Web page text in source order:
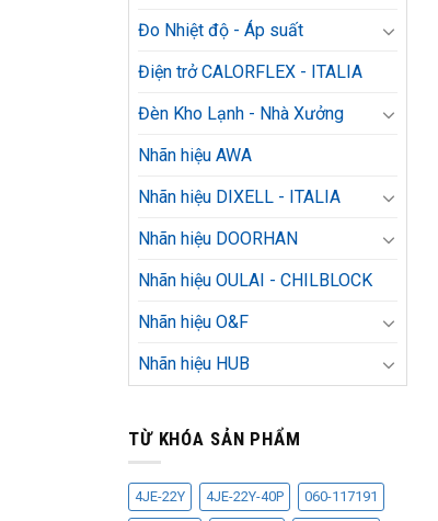
Đo Nhiệt độ - Áp suất
Điện trở CALORFLEX - ITALIA
Đèn Kho Lạnh - Nhà Xưởng
Nhãn hiệu AWA
Nhãn hiệu DIXELL - ITALIA
Nhãn hiệu DOORHAN
Nhãn hiệu OULAI - CHILBLOCK
Nhãn hiệu O&F
Nhãn hiệu HUB
TỪ KHÓA SẢN PHẨM
4JE-22Y 4JE-22Y-40P 060-117191